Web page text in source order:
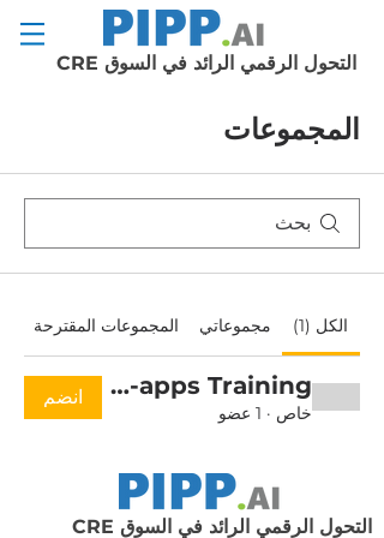
التحول الرقمي الرائد في السوق CRE
المجموعات
الكل (1) مجموعاتي المجموعات المقترحة
Build-apps Training
خاص · 1 عضو
انضم
التحول الرقمي الرائد في السوق CRE